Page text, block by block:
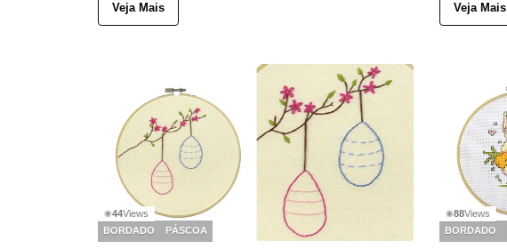
Veja Mais Veja Mais
◉44Views
BORDADO
PÁSCOA
◉88Views
BORDADO